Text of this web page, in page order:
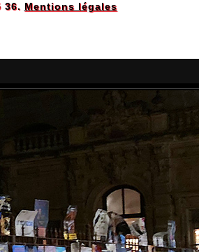
36. Mentions légales